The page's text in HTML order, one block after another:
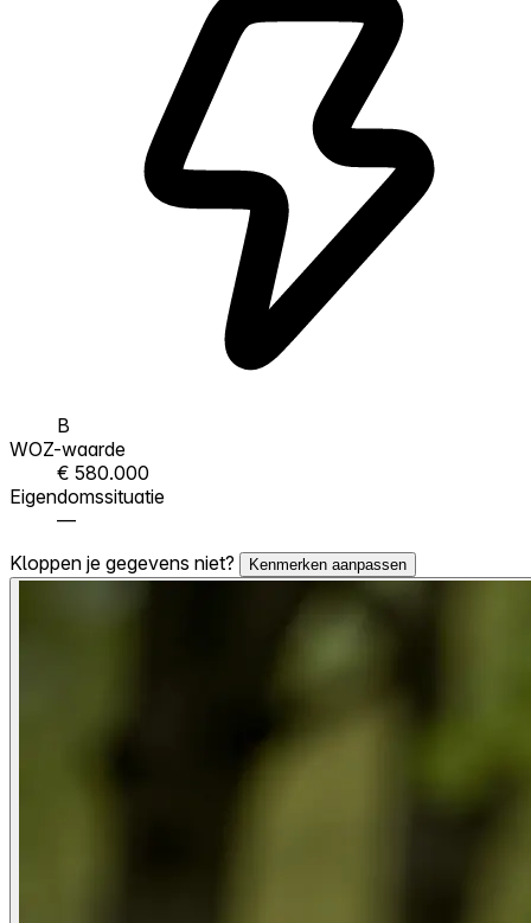
B
WOZ-waarde
€ 580.000
Eigendomssituatie
—
Kloppen je gegevens niet?
Kenmerken aanpassen